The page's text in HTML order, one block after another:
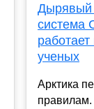
Дырявый
система
ученых
Арктика
правилам.